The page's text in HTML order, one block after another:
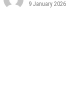
9 January 2026